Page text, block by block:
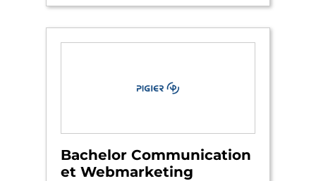
Bachelor Communication
et Webmarketing